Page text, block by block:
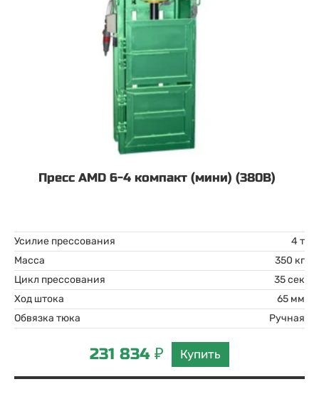
Пресс AMD 6-4 компакт (мини) (380В)
Усилие прессования
4 т
Масса
350 кг
Цикл прессования
35 сек
Ход штока
65 мм
Обвязка тюка
Ручная
231 834 ₽ Купить